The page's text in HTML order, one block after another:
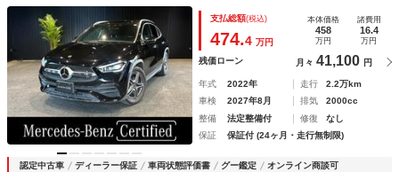
ーダーセーフティパッケージ／３６０°カメラ／アンビエントラ
イト６４色／シートヒーター／フットトランクオープナー／ワ
イヤレスチャージング／前後席カ
支払総額(税込)
474.4 万円
本体価格
458
万円
諸費用
16.4
万円
残価ローン 月々 41,100 円
年式 2022年 走行
2.2万km
車検
2027年8月 排気
2000cc
整備
法定整備付 修復
なし
保証
保証付 (24ヶ月・走行無制限)
認定中古車 ディーラー保証 車両状態評価書 グー鑑定
オンライン商談可